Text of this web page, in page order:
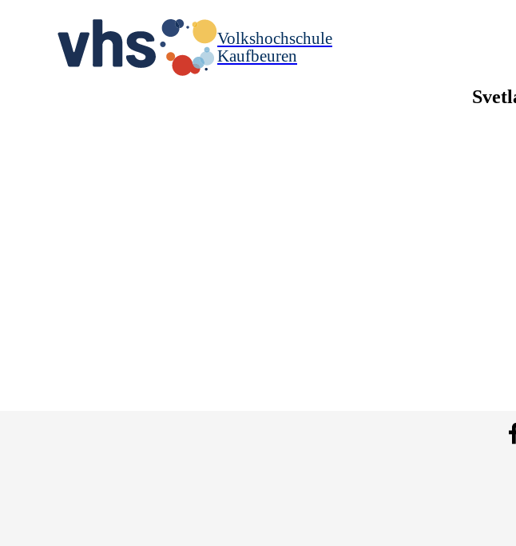
Volkshochschule
Kaufbeuren